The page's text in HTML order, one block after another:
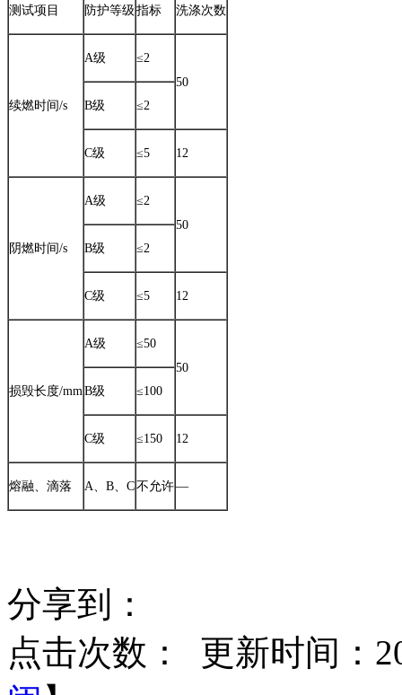
测试项目 防护等级 指标 洗涤次数
续燃时间/s
A级
≤2
50
B级
≤2
C级 ≤5 12
阴燃时间/s
A级
≤2
50
B级
≤2
C级 ≤5 12
损毁长度/mm
A级
≤50
50
B级
≤100
C级 ≤150 12
熔融、滴落 A、B、C不允许—
分享到：
点击次数：
更新时间：